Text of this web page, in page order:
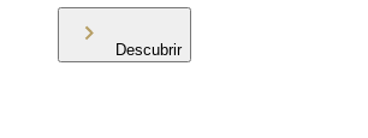
Descubrir